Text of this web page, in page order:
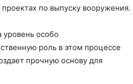
по выпуску вооружения.
особо
роль в этом процессе
прочную основу для